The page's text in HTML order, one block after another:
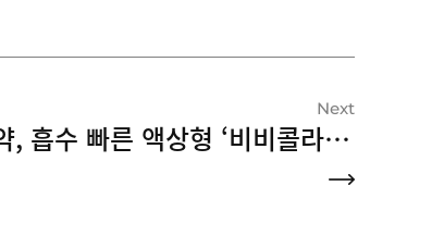
Next
유유제약, 흡수 빠른 액상형 ‘비비콜라겐 플러스업’ 출시